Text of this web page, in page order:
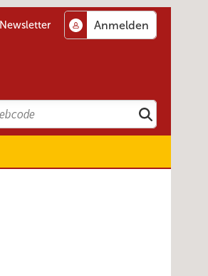
Newsletter